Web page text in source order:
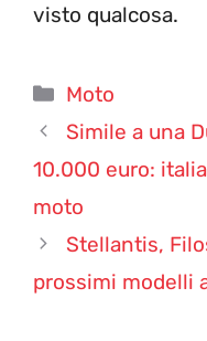
visto qualcosa.
Categorie
Moto
Simile a una
10.000 euro:
moto
Stellantis,
prossimi modelli